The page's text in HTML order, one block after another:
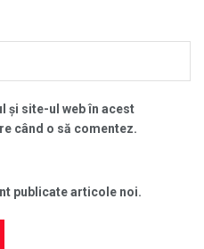
și site-ul web în acest
când o să comentez.
publicate articole noi.